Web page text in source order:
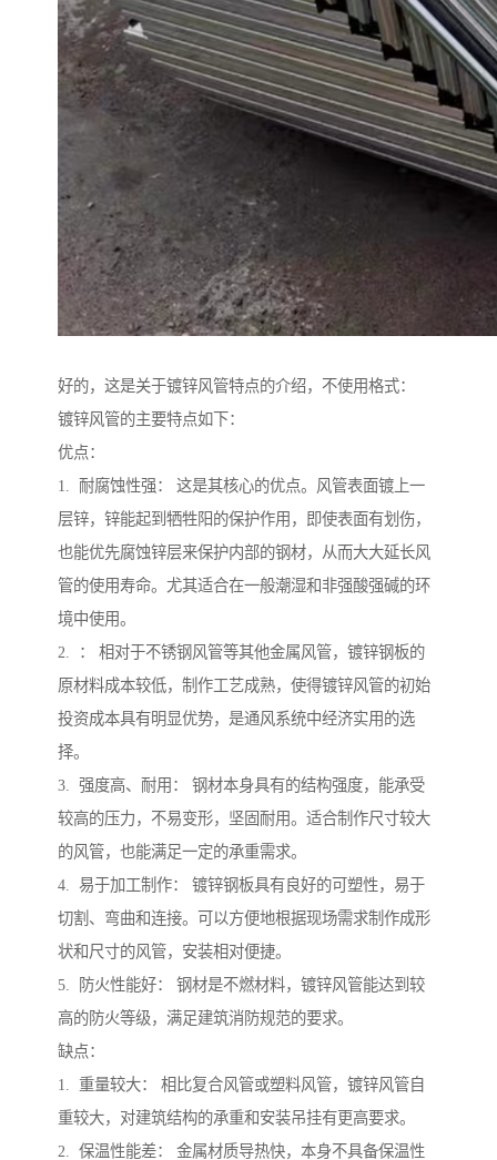
好的，这是关于镀锌风管特点的介绍，不使用格式：
镀锌风管的主要特点如下：
优点：
1. 耐腐蚀性强： 这是其核心的优点。风管表面镀上一
层锌，锌能起到牺牲阳的保护作用，即使表面有划伤，
也能优先腐蚀锌层来保护内部的钢材，从而大大延长风
管的使用寿命。尤其适合在一般潮湿和非强酸强碱的环
境中使用。
2. ： 相对于不锈钢风管等其他金属风管，镀锌钢板的
原材料成本较低，制作工艺成熟，使得镀锌风管的初始
投资成本具有明显优势，是通风系统中经济实用的选
择。
3. 强度高、耐用： 钢材本身具有的结构强度，能承受
较高的压力，不易变形，坚固耐用。适合制作尺寸较大
的风管，也能满足一定的承重需求。
4. 易于加工制作： 镀锌钢板具有良好的可塑性，易于
切割、弯曲和连接。可以方便地根据现场需求制作成形
状和尺寸的风管，安装相对便捷。
5. 防火性能好： 钢材是不燃材料，镀锌风管能达到较
高的防火等级，满足建筑消防规范的要求。
缺点：
1. 重量较大： 相比复合风管或塑料风管，镀锌风管自
重较大，对建筑结构的承重和安装吊挂有更高要求。
2. 保温性能差： 金属材质导热快，本身不具备保温性